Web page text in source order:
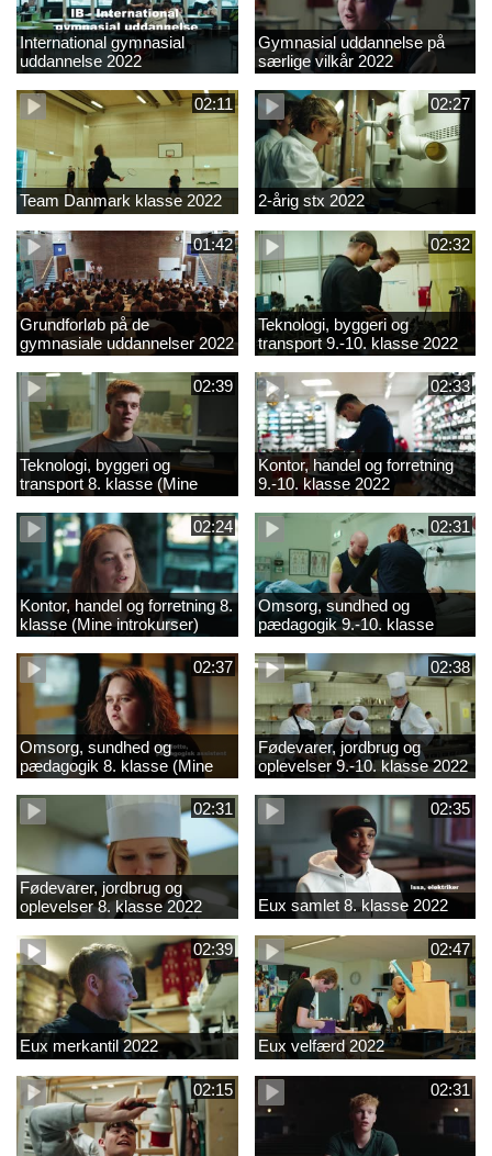
International gymnasial
uddannelse 2022
Gymnasial uddannelse på
særlige vilkår 2022
02:11
Team Danmark klasse 2022
02:27
2-årig stx 2022
01:42
Grundforløb på de
gymnasiale uddannelser 2022
02:32
Teknologi, byggeri og
transport 9.-10. klasse 2022
02:39
Teknologi, byggeri og
transport 8. klasse (Mine
introkurser) 2022
02:33
Kontor, handel og forretning
9.-10. klasse 2022
02:24
Kontor, handel og forretning 8.
klasse (Mine introkurser)
2022
02:31
Omsorg, sundhed og
pædagogik 9.-10. klasse
2022
02:37
Omsorg, sundhed og
pædagogik 8. klasse (Mine
introkurser) 2022
02:38
Fødevarer, jordbrug og
oplevelser 9.-10. klasse 2022
02:31
Fødevarer, jordbrug og
oplevelser 8. klasse 2022
02:35
Eux samlet 8. klasse 2022
02:39
Eux merkantil 2022
02:47
Eux velfærd 2022
02:15 02:31